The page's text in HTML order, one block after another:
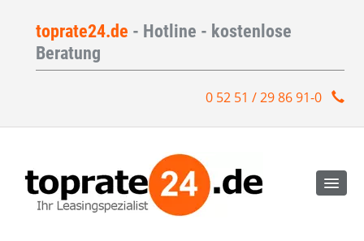
toprate24.de - Hotline - kostenlose
Beratung
0 52 51 / 29 86 91-0